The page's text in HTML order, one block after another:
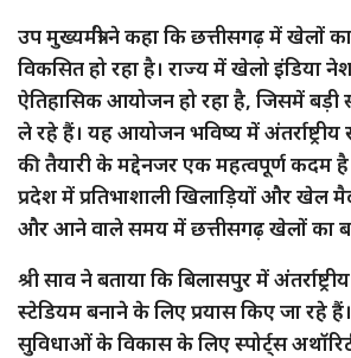
उप मुख्यमंत्री ने कहा कि छत्तीसगढ़ में खेलों
विकसित हो रहा है। राज्य में खेलो इंडिया
ऐतिहासिक आयोजन हो रहा है, जिसमें बड़ी
ले रहे हैं। यह आयोजन भविष्य में अंतर्राष्ट्रीय
की तैयारी के मद्देनजर एक महत्वपूर्ण कदम
प्रदेश में प्रतिभाशाली खिलाड़ियों और खेल
और आने वाले समय में छत्तीसगढ़ खेलों का
श्री साव ने बताया कि बिलासपुर में
स्टेडियम बनाने के लिए प्रयास किए जा रहे
सुविधाओं के विकास के लिए स्पोर्ट्स